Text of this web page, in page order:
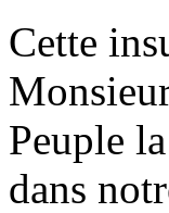
Cette
Peuple
dans